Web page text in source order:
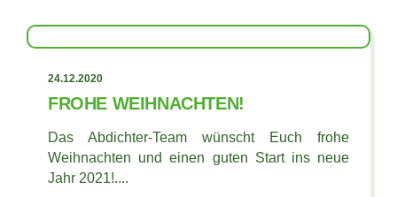
24.12.2020
FROHE WEIHNACHTEN!
Das Abdichter-Team wünscht Euch frohe
Weihnachten und einen guten Start ins neue
Jahr 2021!....